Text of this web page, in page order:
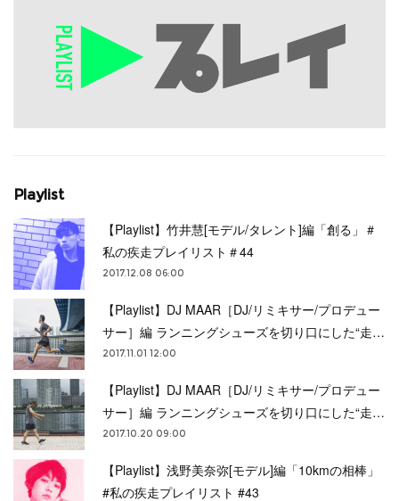
Playlist
【Playlist】竹井慧[モデル/タレント]編「創る」＃
私の疾走プレイリスト＃44
2017.12.08 06:00
【Playlist】DJ MAAR［DJ/リミキサー/プロデュー
サー］編 ランニングシューズを切り口にした“走…
2017.11.01 12:00
【Playlist】DJ MAAR［DJ/リミキサー/プロデュー
サー］編 ランニングシューズを切り口にした“走…
2017.10.20 09:00
【Playlist】浅野美奈弥[モデル]編「10kmの相棒」
#私の疾走プレイリスト #43